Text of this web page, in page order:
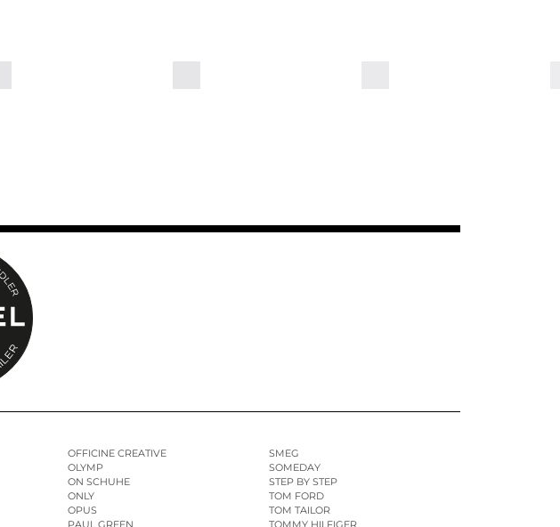
OFFICINE CREATIVE
OLYMP
ON SCHUHE
ONLY
OPUS
PAUL GREEN
SMEG
SOMEDAY
STEP BY STEP
TOM FORD
TOM TAILOR
TOMMY HILFIGER